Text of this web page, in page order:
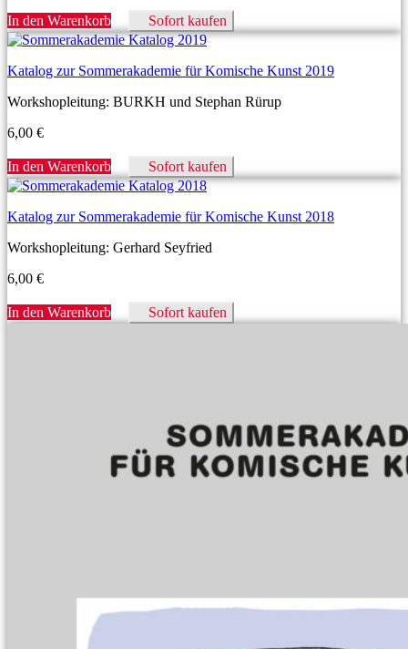
In den Warenkorb Sofort kaufen
Katalog zur Sommerakademie für Komische Kunst 2019
Workshopleitung: BURKH und Stephan Rürup
6,00 €
In den Warenkorb Sofort kaufen
Katalog zur Sommerakademie für Komische Kunst 2018
Workshopleitung: Gerhard Seyfried
6,00 €
In den Warenkorb Sofort kaufen